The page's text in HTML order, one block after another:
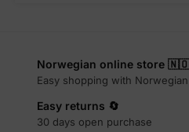
Norwegian online store 🇳🇴
Easy shopping with
Easy returns 🔄
30 days open purchase